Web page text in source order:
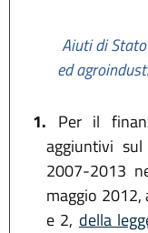
Aiuti di
ed
1. Per il
aggiuntivi
2007-2013
maggio
e 2, della